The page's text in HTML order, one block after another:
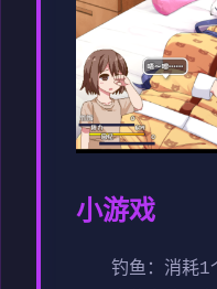
小游戏
钓鱼：消耗1